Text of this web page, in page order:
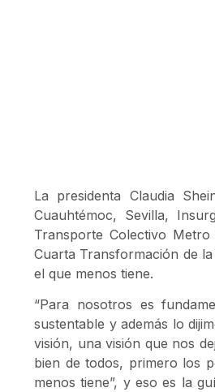
La presidenta Claudia
Cuauhtémoc, Sevilla,
Transporte Colectivo
Cuarta Transformación de
el que menos tiene.
“Para nosotros es
sustentable y además lo
visión, una visión que nos
bien de todos, primero los
menos tiene”, y eso es la